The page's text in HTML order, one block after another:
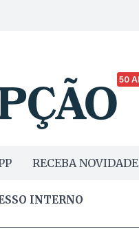
50
RECEBA
INTERNO